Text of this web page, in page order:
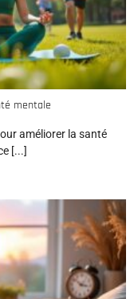
mentale
améliorer la santé
[...]